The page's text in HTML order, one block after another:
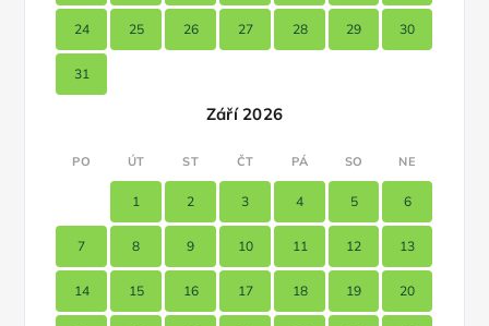
24 25 26 27 28 29 30
31
Září 2026
PO ÚT ST ČT PÁ SO NE
1 2 3 4 5 6
7 8 9 10 11 12 13
14 15 16 17 18 19 20